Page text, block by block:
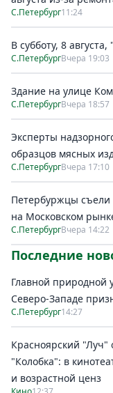
С.Петербург11:24
В субботу, 8
С.ПетербургВчера 19:03
Здание на улице
С.ПетербургВчера 18:57
Эксперты
образцов мясных
С.ПетербургВчера 17:10
Петербуржцы съели
на Московском
С.ПетербургВчера 14:22
Последние
Главной природной
Северо-Западе
С.Петербург14:27
Красноярский "Луч"
"Колобка": в
и возрастной ценз